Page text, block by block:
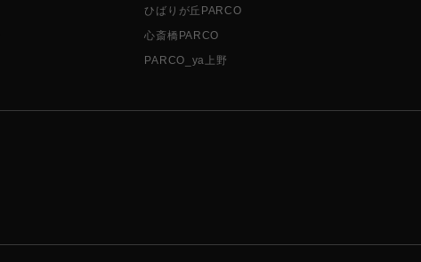
ひばりが丘PARCO
心斎橋PARCO
PARCO_ya上野